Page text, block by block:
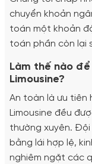
chuyển khoản
toán một khoản
toán phần còn lại
Làm thế nào
Limousine?
An toàn là ưu tiên
Limousine đều
thường xuyên.
bằng lái hợp lệ,
nghiêm ngặt các